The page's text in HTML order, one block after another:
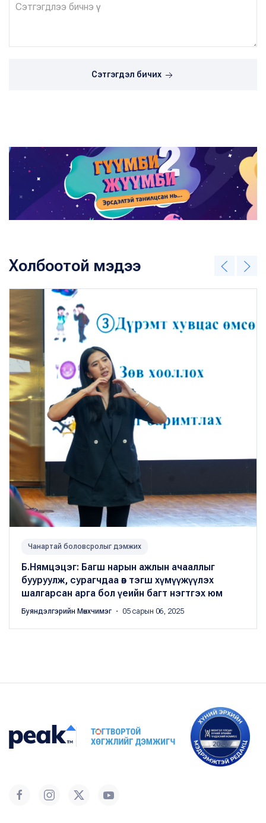
Сэтгэгдэл бичих
Холбоотой мэдээ
Чанартай боловсролыг дэмжих
Б.Нямцэцэг: Багш нарын ажлын ачааллыг
бууруулж, сурагчдаа өв тэгш хүмүүжүүлэх
шалгарсан арга бол үеийн багт нэгтгэх юм
Буяндэлгэрийн Мөнхчимэг ・ 05 сарын 06, 2025